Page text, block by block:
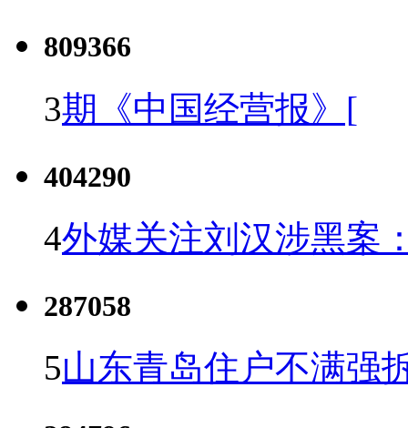
809366
3期《中国经营报》[
404290
4外媒关注刘汉涉黑案
287058
5山东青岛住户不满强